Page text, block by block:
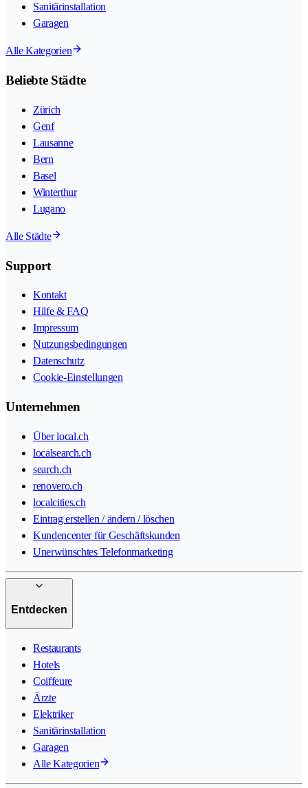
Sanitärinstallation
Garagen
Alle Kategorien
Beliebte Städte
Zürich
Genf
Lausanne
Bern
Basel
Winterthur
Lugano
Alle Städte
Support
Kontakt
Hilfe & FAQ
Impressum
Nutzungsbedingungen
Datenschutz
Cookie-Einstellungen
Unternehmen
Über local.ch
localsearch.ch
search.ch
renovero.ch
localcities.ch
Eintrag erstellen / ändern / löschen
Kundencenter für Geschäftskunden
Unerwünschtes Telefonmarketing
Entdecken
Restaurants
Hotels
Coiffeure
Ärzte
Elektriker
Sanitärinstallation
Garagen
Alle Kategorien